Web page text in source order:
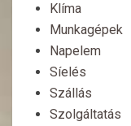
Klíma
Munkagépek
Napelem
Síelés
Szállás
Szolgáltatás